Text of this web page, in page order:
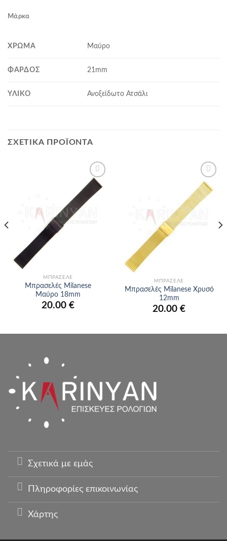
Μάρκα
ΧΡΏΜΑ Μαύρο
ΦΆΡΔΟΣ 21mm
ΥΛΙΚΌ Ανοξείδωτο Ατσάλι
ΣΧΕΤΙΚΆ ΠΡΟΪΌΝΤΑ
Προσθήκη
αγαπημένα
ΜΠΡΑΣΕΛΈ
Μπρασελές Milanese
Μαύρο 18mm
20.00 €
Προσθήκη
στα
αγαπημένα
ΜΠΡΑΣΕΛΈ
Μπρασελές Milanese Χρυσό
12mm
20.00 €
Σχετικά με εμάς
Πληροφορίες επικοινωνίας
Χάρτης